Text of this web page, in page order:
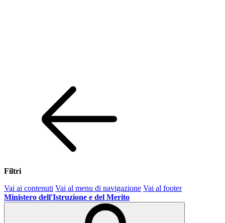
Filtri
Vai ai contenuti Vai al menu di navigazione Vai al footer
Ministero dell'Istruzione e del Merito